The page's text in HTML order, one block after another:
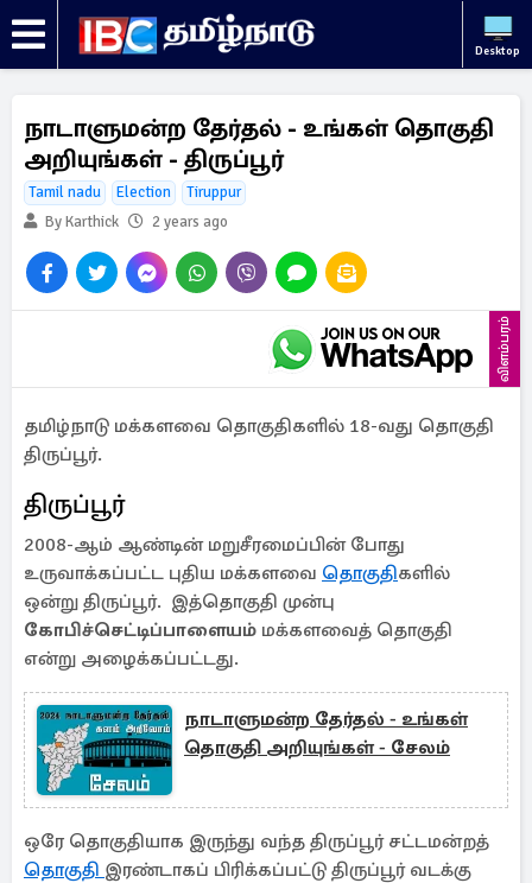
Desktop
நாடாளுமன்ற தேர்தல் - உங்கள் தொகுதி
அறியுங்கள் - திருப்பூர்
Tamil nadu Election
Tiruppur
By Karthick
2 years ago
விளம்பரம்
தமிழ்நாடு மக்களவை தொகுதிகளில் 18-வது தொகுதி
திருப்பூர்.
திருப்பூர்
2008-ஆம் ஆண்டின் மறுசீரமைப்பின் போது
உருவாக்கப்பட்ட புதிய மக்களவை தொகுதிகளில்
ஒன்று திருப்பூர். இத்தொகுதி முன்பு
கோபிச்செட்டிப்பாளையம் மக்களவைத் தொகுதி
என்று அழைக்கப்பட்டது.
நாடாளுமன்ற தேர்தல் - உங்கள்
தொகுதி அறியுங்கள் - சேலம்
ஒரே தொகுதியாக இருந்து வந்த திருப்பூர் சட்டமன்றத்
தொகுதி இரண்டாகப் பிரிக்கப்பட்டு திருப்பூர் வடக்கு